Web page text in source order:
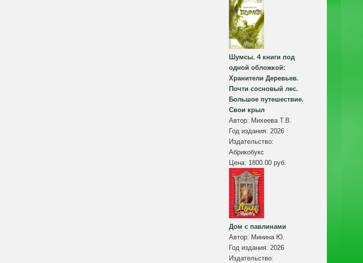
Шумсы. 4 книги под
одной обложкой:
Хранители Деревьев.
Почти сосновый лес.
Большое путешествие.
Свои крыл
Автор: Михеева Т.В.
Год издания: 2026
Издательство:
Абрикобукс
Цена: 1800.00 руб.
Дом с павлинами
Автор: Минина Ю.
Год издания: 2026
Издательство: